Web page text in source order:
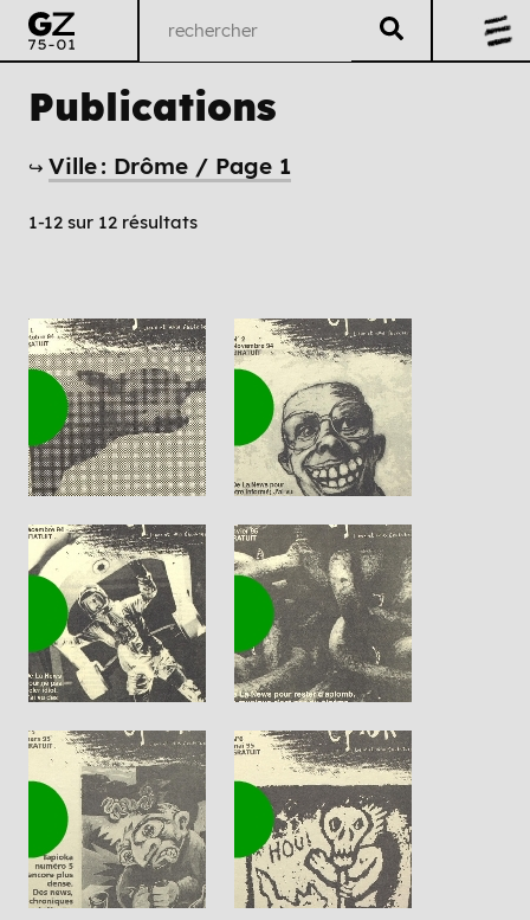
Publications
↪ Ville : Drôme / Page 1
1-12 sur 12 résultats